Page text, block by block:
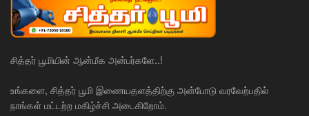
சித்தர் பூமியின் ஆன்மீக அன்பர்களே..!
உங்களை, சித்தர் பூமி இணையதளத்திற்கு அன்போடு வரவேற்பதில்
நாங்கள் மட்டற்ற மகிழ்ச்சி அடைகிறோம்.